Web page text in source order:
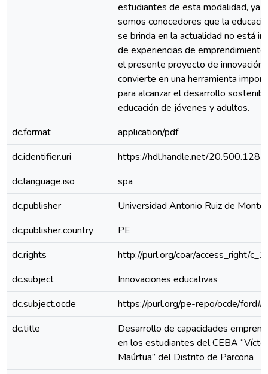
estudiantes de esta modalidad, ya
somos conocedores que la
se brinda en la actualidad no está
de experiencias de
el presente proyecto de innovación
convierte en una herramienta
para alcanzar el desarrollo
educación de jóvenes y adultos.
dc.format
application/pdf
dc.identifier.uri
https://hdl.handle.net/
dc.language.iso
spa
dc.publisher
Universidad Antonio Ruiz de
dc.publisher.country
PE
dc.rights
http://purl.org/coar/access_right/
dc.subject
Innovaciones educativas
dc.subject.ocde
https://purl.org/pe-repo/ocde/
dc.title
Desarrollo de capacidades
en los estudiantes del CEBA
Maúrtua” del Distrito de Parcona